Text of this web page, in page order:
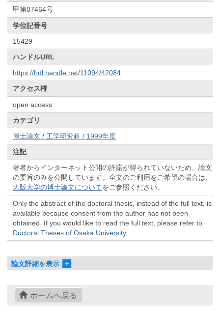
甲第07464号
学位記番号
15429
ハンドルURL
https://hdl.handle.net/11094/42084
アクセス権
open access
カテゴリ
博士論文 / 工学研究科 / 1999年度
注記
著者からインターネット公開の許諾が得られていないため、論文
の要旨のみを公開しています。全文のご利用をご希望の場合は、
大阪大学の博士論文についてをご参照ください。
Only the abstract of the doctoral thesis, instead of the full text, is
available because consent from the author has not been
obtained. If you would like to read the full text, please refer to
Doctoral Theses of Osaka University.
論文詳細を表示
ホームへ戻る